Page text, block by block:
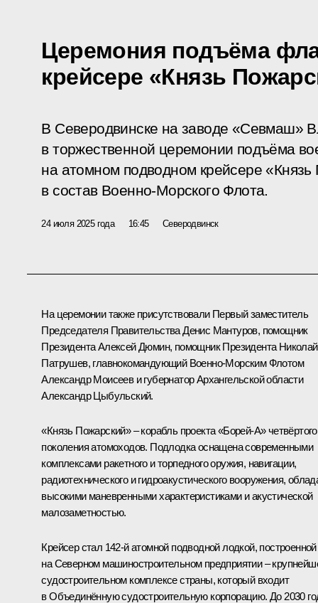
Церемония подъёма
крейсере «Князь
В Северодвинске на заводе «Севмаш»
в торжественной церемонии подъёма
на атомном подводном крейсере
в состав Военно-Морского Флота.
24 июля 2025 года 16:45 Северодвинск
На церемонии также присутствовали Первый заместитель
Председателя ПравительстваДенис Мантуров, помощник
ПрезидентаАлексей Дюмин, помощник Президента Николай
Патрушев, главнокомандующий Военно-Морским Флотом
Александр Моисеев и губернатор Архангельской области
Александр Цыбульский.
«Князь Пожарский» – корабль проекта «Борей-А» четвёртого
поколения атомоходов. Подлодка оснащена современными
комплексами ракетного и торпедного оружия, навигации,
радиотехнического и гидроакустического вооружения,
высокими маневренными характеристиками и акустической
малозаметностью.
Крейсер стал 142-й атомной подводной лодкой, построенной
на Северном машиностроительном предприятии –
судостроительном комплексе страны, который входит
в Объединённую судостроительную корпорацию. До 2030